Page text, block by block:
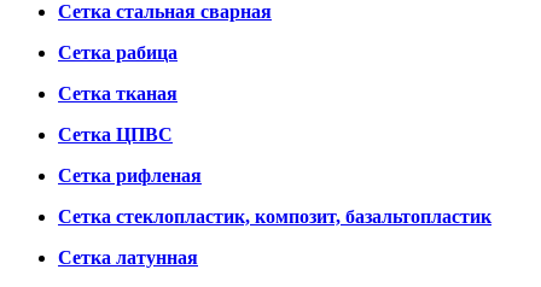
Сетка стальная сварная
Сетка рабица
Сетка тканая
Сетка ЦПВС
Сетка рифленая
Сетка стеклопластик, композит, базальтопластик
Сетка латунная